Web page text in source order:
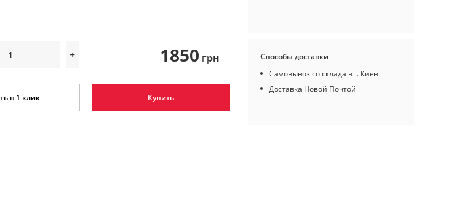
+ 1850 грн
в 1 клик Купить
Способы доставки
Самовывоз со склада в г. Киев
Доставка Новой Почтой